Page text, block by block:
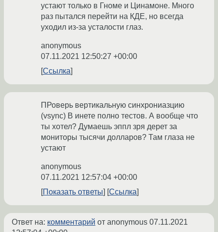
устают только в Гноме и Цинамоне. Много
раз пытался перейти на КДЕ, но всегда
уходил из-за усталости глаз.
anonymous
07.11.2021 12:50:27 +00:00
Ссылка
ПРоверь вертикальную синхрониазцию
(vsync) В инете полно тестов. А вообще что
ты хотел? Думаешь эппл зря дерет за
мониторы тысячи долларов? Там глаза не
устают
anonymous
07.11.2021 12:57:04 +00:00
Показать ответы
Ссылка
Ответ на: комментарий от anonymous 07.11.2021